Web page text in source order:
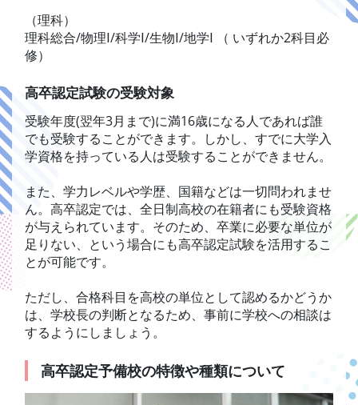
（理科）
理科総合/物理Ⅰ/科学Ⅰ/生物Ⅰ/地学Ⅰ （ いずれか2科目必
修）
高卒認定試験の受験対象
受験年度(翌年3月まで)に満16歳になる人であれば誰
でも受験することができます。しかし、すでに大学入
学資格を持っている人は受験することができません。
また、学力レベルや学歴、国籍などは一切問われませ
ん。高卒認定では、全日制高校の在籍者にも受験資格
が与えられています。そのため、卒業に必要な単位が
足りない、という場合にも高卒認定試験を活用するこ
とが可能です。
ただし、合格科目を高校の単位として認めるかどうか
は、学校長の判断となるため、事前に学校への相談は
するようにしましょう。
高卒認定予備校の特徴や種類について